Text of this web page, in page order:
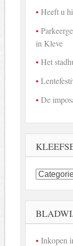
Heeft u
in Kleve
Het
De
Kleefse
bedrijven
beeld
Inkopen